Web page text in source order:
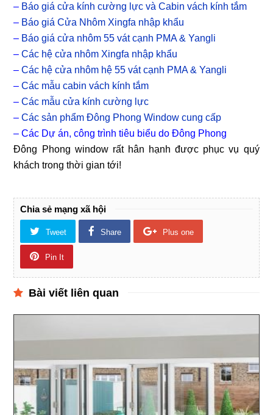
– Báo giá cửa kính cường lực và Cabin vách kính tắm
– Báo giá Cửa Nhôm Xingfa nhập khẩu
– Báo giá cửa nhôm 55 vát cạnh PMA & Yangli
–Các hệ cửa nhôm Xingfa nhập khẩu
–Các hệ cửa nhôm hệ 55 vát cạnh PMA & Yangli
–Các mẫu cabin vách kính tắm
–Các mẫu cửa kính cường lực
–Các sản phẩm Đông Phong Window cung cấp
–Các Dự án, công trình tiêu biểu do Đông Phong
Đông Phong window rất hân hạnh được phục vụ quý
khách trong thời gian tới!
Chia sẻ mạng xã hội
Tweet Share Plus one
Pin It
Bài viết liên quan